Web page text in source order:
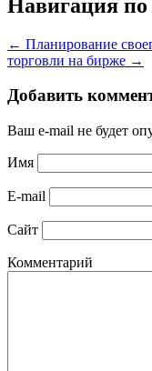
Навигация по
← Планирование
торговли на бирже →
Добавить
Ваш e-mail не будет
Имя
E-mail
Сайт
Комментарий